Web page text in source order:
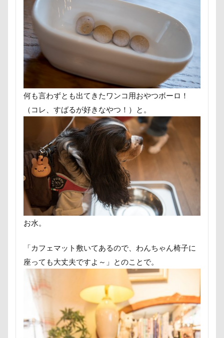
何も言わずとも出てきたワンコ用おやつボーロ！
（コレ、すばるが好きなやつ！）と。
お水。
「カフェマット敷いてあるので、わんちゃん椅子に
座っても大丈夫ですよ～」とのことで。
ライラちゃん
ライムちゃん
ヨーゼフくん
ヨギボー
ユニオンジャックポロ
モンブラン モモちゃん
常磐道
フォトコンテスト
苺ちゃん
英国淑女
花菖蒲 芦田愛菜
舎人公園ドッグラン
舎人公園 舌出し
腕枕
脱出 能登 茂原市
蘭ちゃん 藤田りか子 薔薇
蓼科 茶花茶花
葛飾区
茶太郎くん
萌華ちゃん
萌ちゃん 菜の花
茶屋
胸の飾り毛 育成
米沢牛ステーキレストラン un
節分
笑顔
立山連峰 空腹 糸満市
肉球ハーネス
肉球 耳掃除嫌い 耳掃除
群馬県
紅梅 美術館 羊毛フェルト
紫陽花 紋次郎くん
長野北部旅行 青木町公園 震災
集合写真
階段 長野県 長野原町
長持ちオヤツ
長友心平 鐘 銀行印